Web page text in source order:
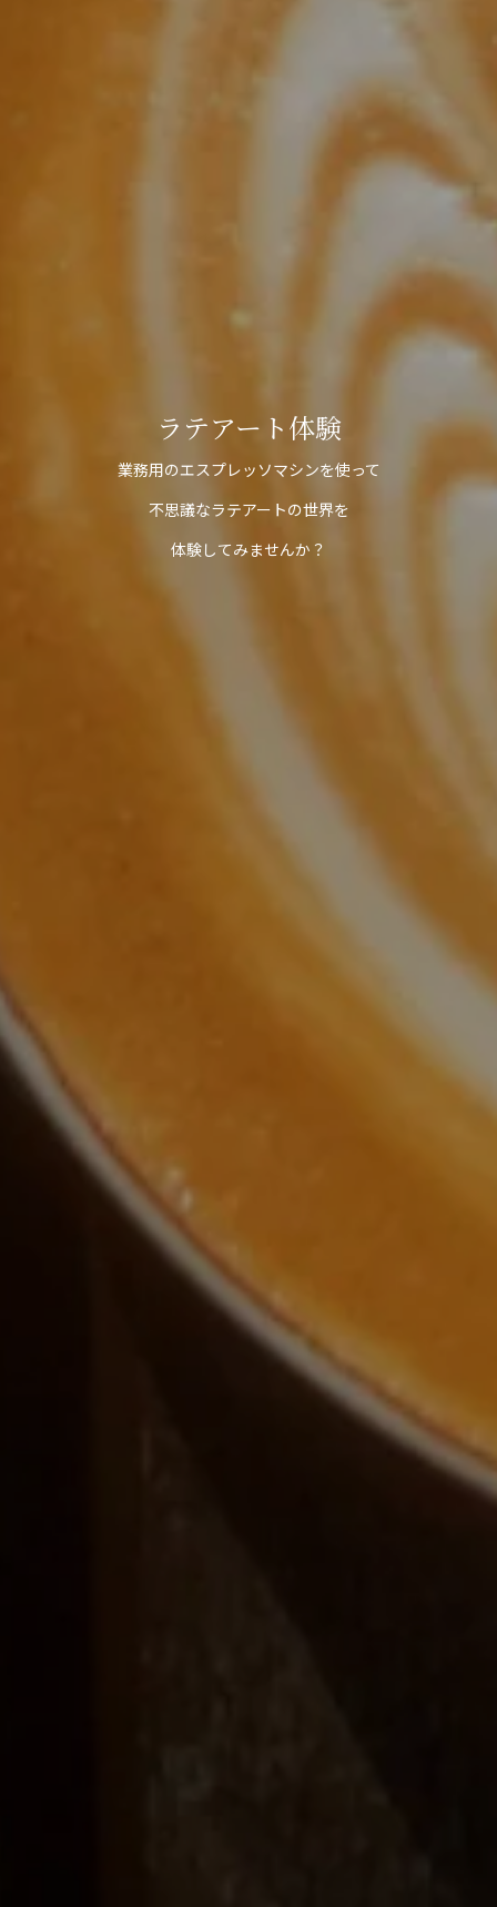
ラテアート体験
業務用のエスプレッソマシンを使って
不思議なラテアートの世界を
体験してみませんか？